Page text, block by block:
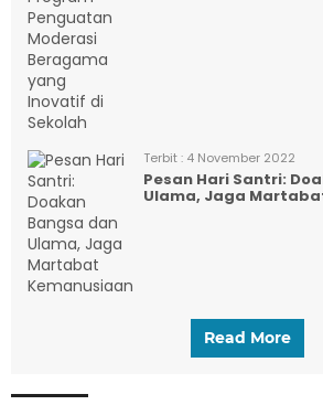
Terbit : 4 November 2022
Pesan Hari Santri:
Ulama, Jaga
Read More